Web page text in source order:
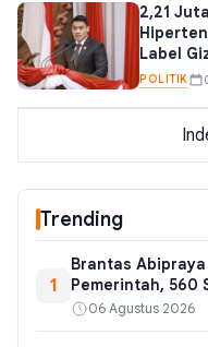
2,21
Label
POLITIK
Trending
1
Brantas
Pemerintah, 560
06 Agustus 2026